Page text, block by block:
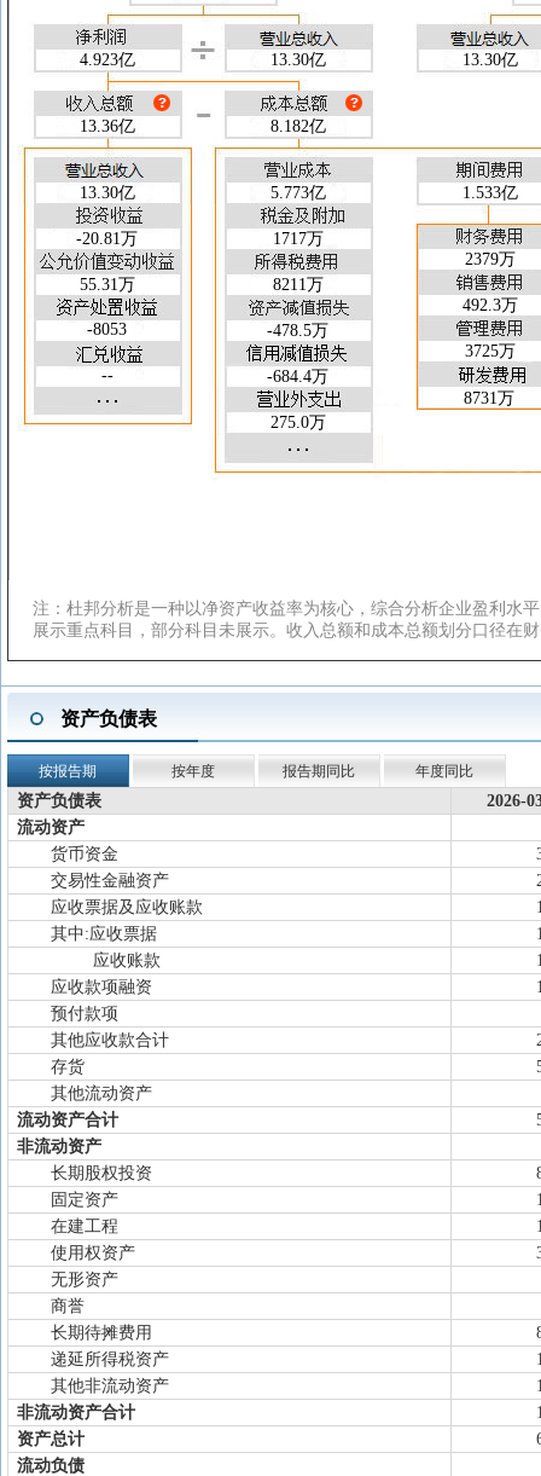
销售净现金流/营业总收入
经营净现金流/营业总收入
0.137
0.362
实际税率(%)
14.30
13.92
财务风险指标
26-03-31
流动比率
速动比率
4.890
4.831
现金流量比率
0.189
2.055
资产负债率(%)
14.25
14.52
权益乘数
1.166
1.170
产权比率
0.170
营运能力指标
25-12-31
总资产周转天数(天)
390.0
存货周转天数(天)
77.62
61.13
应收账款周转天数(天)
79.95
66.18
总资产周转率(次)
0.198
0.923
存货周转率(次)
1.160
4.923亿 13.30亿 13.30亿
13.36亿 8.182亿
13.30亿 5.773亿 1.533亿
-20.81万 1717万
55.31万 8211万
2379万
-8053 -478.5万
492.3万
-- -684.4万
3725万
275.0万
8731万
注：杜邦分析是一种以净资产收益率为核心，综合分析企业盈利水
展示重点科目，部分科目未展示。收入总额和成本总额划分口径在
资产负债表
按报告期 按年度 报告期同比 年度同比
资产负债表
2026-
流动资产
货币资金
交易性金融资产
应收票据及应收账款
其中:应收票据
应收账款
应收款项融资
预付款项
其他应收款合计
存货
其他流动资产
流动资产合计
非流动资产
长期股权投资
固定资产
在建工程
使用权资产
无形资产
商誉
长期待摊费用
递延所得税资产
其他非流动资产
非流动资产合计
资产总计
流动负债